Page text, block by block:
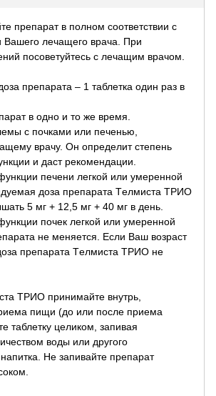
препарат в полном соответствии с
Вашего лечащего врача. При
посоветуйтесь с лечащим врачом.
препарата – 1 таблетка один раз в
в одно и то же время.
с почками или печенью,
врачу. Он определит степень
и даст рекомендации.
печени легкой или умеренной
доза препарата Tелмиста ТРИО
5 мг + 12,5 мг + 40 мг в день.
почек легкой или умеренной
не меняется. Если Ваш возраст
препарата Tелмиста ТРИО не
ТРИО принимайте внутрь,
пищи (до или после приема
таблетку целиком, запивая
воды или другого
Не запивайте препарат